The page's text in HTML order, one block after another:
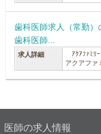
歯科医師求人（常勤
歯科医師...
求人詳細
ｱｸｱﾌｧﾐﾘｰ
アクアファ
医師の求人情報